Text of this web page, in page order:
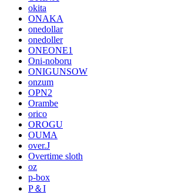
okita
ONAKA
onedollar
onedoller
ONEONE1
Oni-noboru
ONIGUNSOW
onzum
OPN2
Orambe
orico
OROGU
OUMA
over.J
Overtime sloth
oz
p-box
P＆I